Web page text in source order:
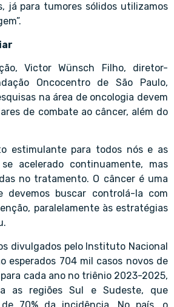
já para tumores sólidos utilizamos
Victor Wünsch Filho, diretor-
Oncocentro de São Paulo,
na área de oncologia devem
de combate ao câncer, além do
estimulante para todos nós e as
acelerado continuamente, mas
no tratamento. O câncer é uma
devemos buscar controlá-la com
paralelamente às estratégias
divulgados pelo Instituto Nacional
esperados 704 mil casos novos de
cada ano no triênio 2023-2025,
as regiões Sul e Sudeste, que
70% da incidência. No país, o